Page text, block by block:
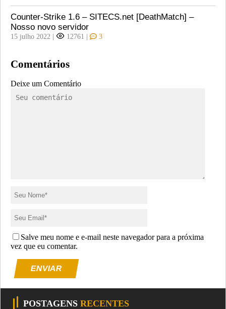
Counter-Strike 1.6 – SITECS.net [DeathMatch] –
Nosso novo servidor
15 julho 2022 | 12761 | 3
Comentários
Deixe um Comentário
Salve meu nome e e-mail neste navegador para a próxima
vez que eu comentar.
ENVIAR
POSTAGENS RECENTES